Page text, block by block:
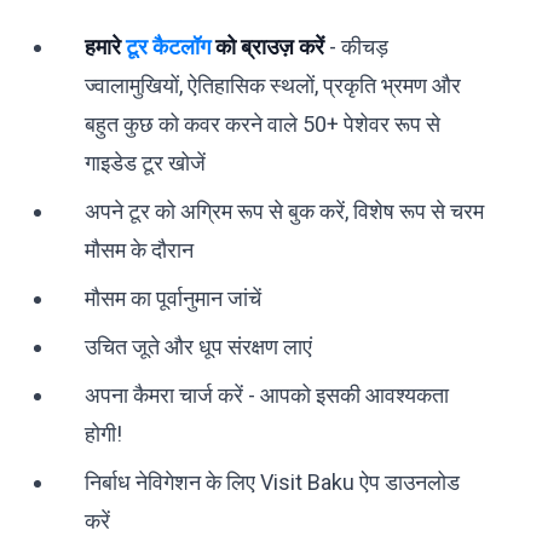
हमारेटूर कैटलॉगको ब्राउज़ करें- कीचड़
ज्वालामुखियों, ऐतिहासिक स्थलों, प्रकृति भ्रमण और
बहुत कुछ को कवर करने वाले 50+ पेशेवर रूप से
गाइडेड टूर खोजें
अपने टूर को अग्रिम रूप से बुक करें, विशेष रूप से चरम
मौसम के दौरान
मौसम का पूर्वानुमान जांचें
उचित जूते और धूप संरक्षण लाएं
अपना कैमरा चार्ज करें - आपको इसकी आवश्यकता
होगी!
निर्बाध नेविगेशन के लिए Visit Baku ऐप डाउनलोड
करें